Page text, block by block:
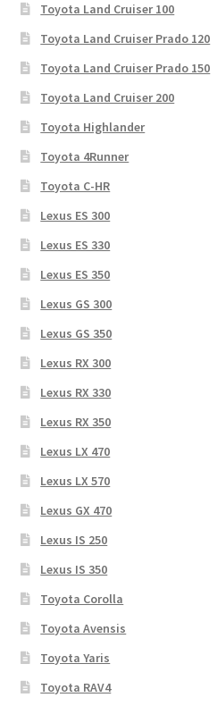
Toyota Land Cruiser 100
Toyota Land Cruiser Prado 120
Toyota Land Cruiser Prado 150
Toyota Land Cruiser 200
Toyota Highlander
Toyota 4Runner
Toyota C-HR
Lexus ES 300
Lexus ES 330
Lexus ES 350
Lexus GS 300
Lexus GS 350
Lexus RX 300
Lexus RX 330
Lexus RX 350
Lexus LX 470
Lexus LX 570
Lexus GX 470
Lexus IS 250
Lexus IS 350
Toyota Corolla
Toyota Avensis
Toyota Yaris
Toyota RAV4